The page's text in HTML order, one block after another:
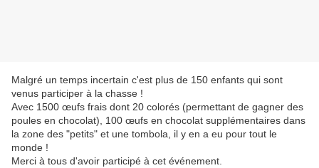
Malgré un temps incertain c'est plus de 150 enfants qui sont
venus participer à la chasse !
Avec 1500 œufs frais dont 20 colorés (permettant de gagner des
poules en chocolat), 100 œufs en chocolat supplémentaires dans
la zone des "petits" et une tombola, il y en a eu pour tout le
monde !
Merci à tous d'avoir participé à cet événement.